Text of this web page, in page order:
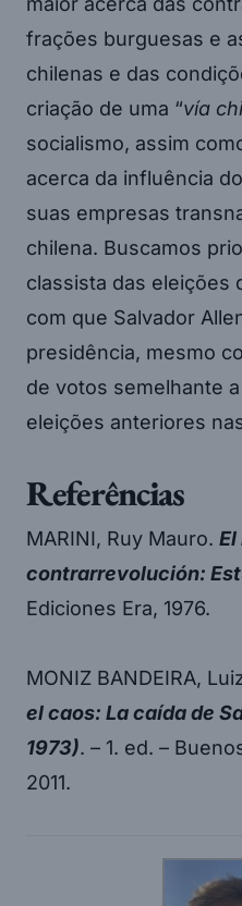
frações burguesas e
chilenas e das
criação de uma “vía
socialismo, assim
acerca da influência
suas empresas
chilena. Buscamos
classista das eleições
com que Salvador
presidência, mesmo
de votos semelhante
eleições anteriores
Referências
MARINI, Ruy Mauro. El
contrarrevolución:
Ediciones Era, 1976.
MONIZ BANDEIRA,
el caos: La caída de
1973). – 1. ed. –
2011.